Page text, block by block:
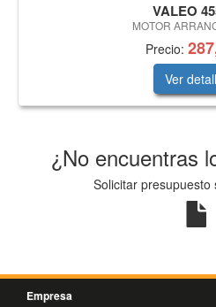
VALEO
MOTOR
Precio:
Ver
¿No encuentras
Solicitar presupuesto
Empresa